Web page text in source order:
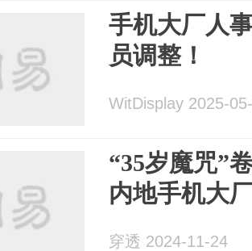
手机大厂人
员调整！
WitDisplay 2025-
“35岁魔咒”
内地手机大
穿透 2024-11-24